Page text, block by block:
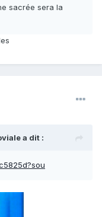
sacrée sera la
a dit :